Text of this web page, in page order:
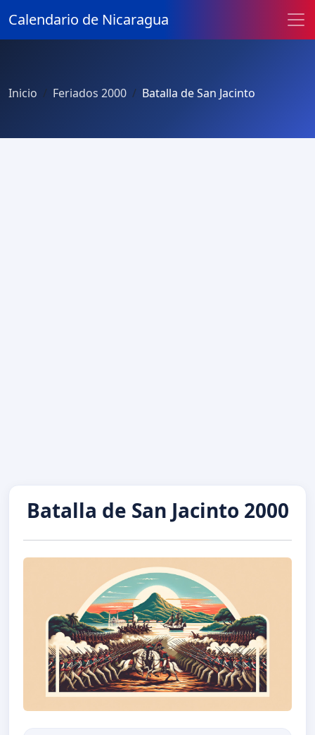
Calendario de Nicaragua
Inicio Feriados 2000 Batalla de San Jacinto
Batalla de San Jacinto 2000